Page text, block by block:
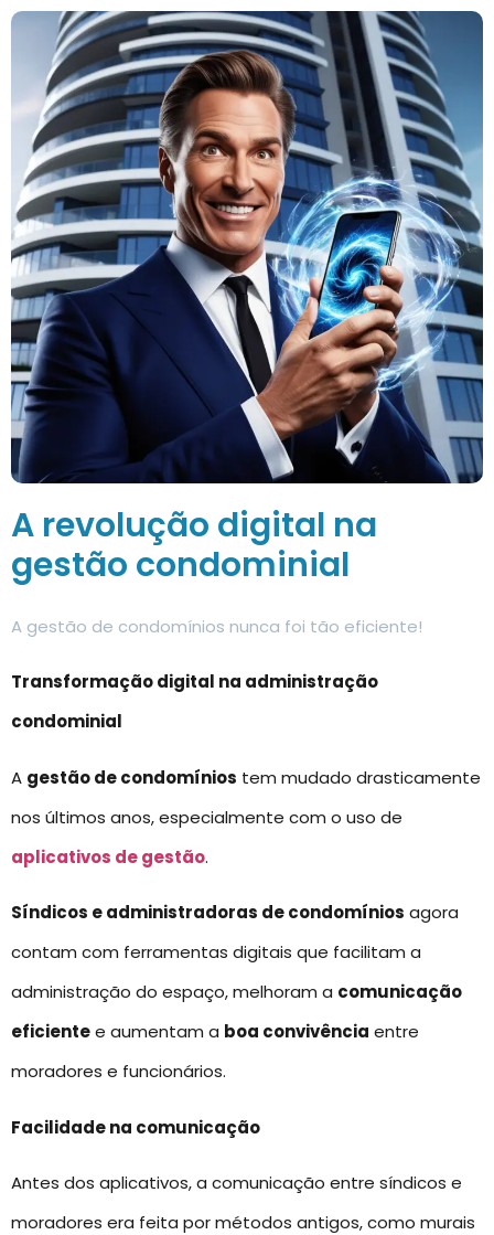
A revolução digital na
gestão condominial
A gestão de condomínios nunca foi tão eficiente!
Transformação digital na administração
condominial
A gestão de condomínios tem mudado drasticamente
nos últimos anos, especialmente com o uso de
aplicativos de gestão.
Síndicos e administradoras de condomínios agora
contam com ferramentas digitais que facilitam a
administração do espaço, melhoram a comunicação
eficientee aumentam a boa convivência entre
moradores e funcionários.
Facilidade na comunicação
Antes dos aplicativos, a comunicação entre síndicos e
moradores era feita por métodos antigos, como murais